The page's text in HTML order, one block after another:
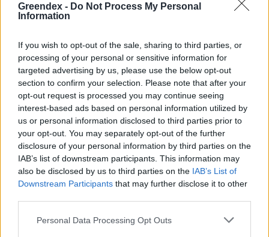
Greendex - Do Not Process My Personal
Information
If you wish to opt-out of the sale, sharing to third parties, or
processing of your personal or sensitive information for
targeted advertising by us, please use the below opt-out
section to confirm your selection. Please note that after your
opt-out request is processed you may continue seeing
interest-based ads based on personal information utilized by
us or personal information disclosed to third parties prior to
your opt-out. You may separately opt-out of the further
disclosure of your personal information by third parties on the
IAB’s list of downstream participants. This information may
also be disclosed by us to third parties on the IAB’s List of
Downstream Participants that may further disclose it to other
Personal Data Processing Opt Outs
Negatív vízállások,
vízkorlátozások: miképp
takarékoskodhatsz a vízzel?
ÉLŐ BOLYGÓNK Granát-Galló Tímea 5 perc